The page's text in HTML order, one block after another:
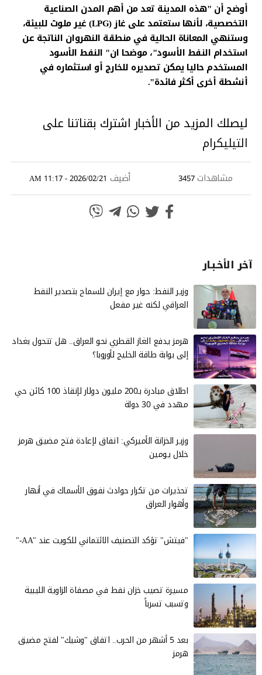
أوضح أن "هذه المدينة تعد من أهم المدن الصناعية
التخصصية، لأنها ستعتمد على غاز (LPG) غير ملوث للبيئة،
وستنهي المعاناة الحالية في منطقة النهروان الناتجة عن
استخدام النفط الأسود"، موضحا ان" النفط الأسود
المستخدم حاليا يمكن تصديره للخارج أو استثماره في
أنشطة أخرى أكثر فائدة".
ليصلك المزيد من الأخبار اشترك بقناتنا على
التيليكرام
مشاهدات3457 أضيف 2026/02/21 - 11:17 AM
آخر الأخـبـار
وزير النفط: حوار مع إيران للسماح بتصدير النفط
العراقي لكنه غير مفعل
هرمز يدفع الغاز القطري نحو العراق.. هل تتحول بغداد
إلى بوابة طاقة الخليج لأوروبا؟
اطلاق مبادرة بـ200 مليون دولار لإنقاذ 100 كائن حي
مهدد في 30 دولة
وزير الخزانة الأميركي: اتفاق لإعادة فتح مضيق هرمز
خلال يومين
تحذيرات من تكرار حوادث نفوق الأسماك في أنهار
وأهوار العراق
"فيتش" تؤكد التصنيف الائتماني للكويت عند "AA-"
مسيرة تصيب خزان نفط في مصفاة الزاوية الليبية
وتسبب تسرباً
بعد 5 أشهر من الحرب.. اتفاق "وشيك" لفتح مضيق
هرمز